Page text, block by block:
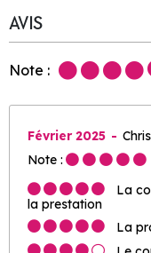
AVIS
Note :
Février 2025
Note :
La
la prestation
La